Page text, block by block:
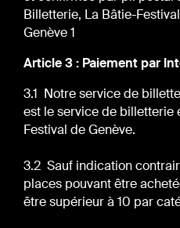
Billetterie, La Bâtie-Festival
Genève 1
Article 3 : Paiement par
3.1 Notre service de
est le service de billetterie
Festival de Genève.
3.2 Sauf indication
places pouvant être
être supérieur à 10 par